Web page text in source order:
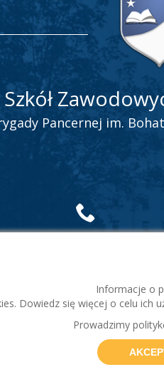
Szkół
Pancernej im.
Informacje o
Dowiedz się więcej o celu ich
Prowadzimy